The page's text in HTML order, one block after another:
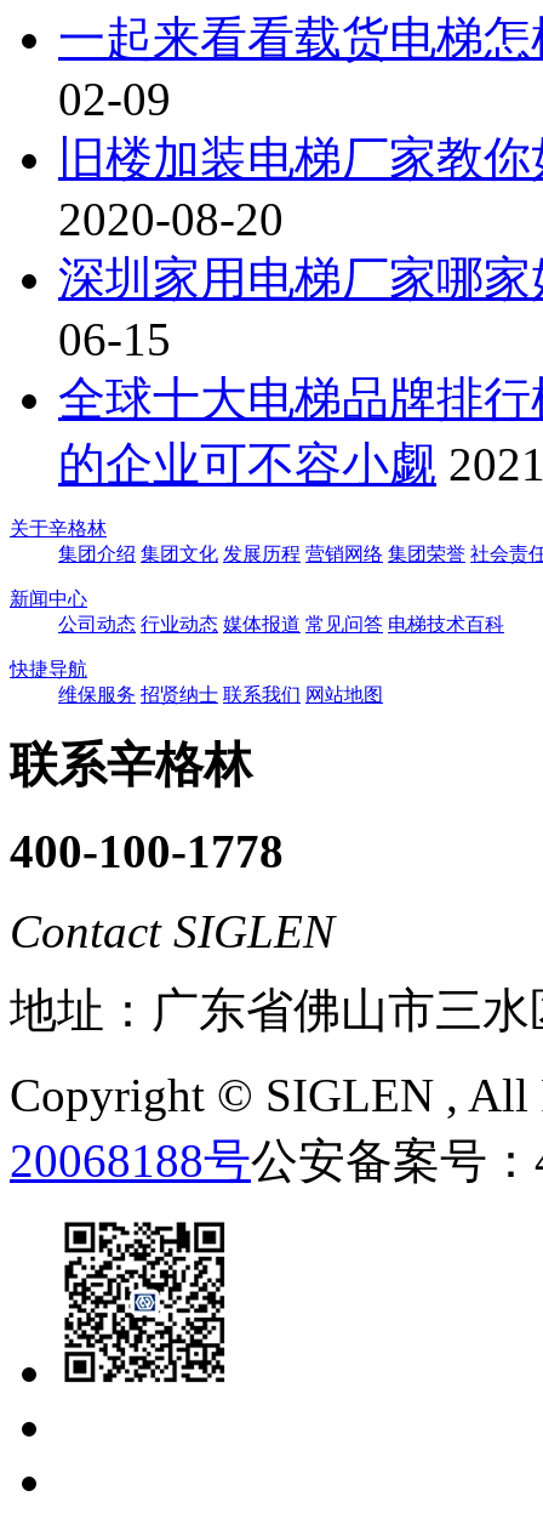
一起来看看载货电梯
02-09
旧楼加装电梯厂家教
2020-08-20
深圳家用电梯厂家哪
06-15
全球十大电梯品牌排
的企业可不容小觑
关于辛格林
集团介绍 集团文化 发展历程 营销网络 集团荣誉 社会责
新闻中心
公司动态 行业动态 媒体报道 常见问答 电梯技术百科
快捷导航
维保服务 招贤纳士 联系我们 网站地图
联系辛格林
400-100-1778
Contact SIGLEN
地址：广东省佛山市三
Copyright © SIGLEN , All
20068188号公安备案号：